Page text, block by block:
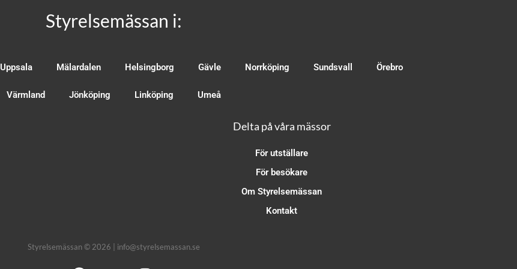
Styrelsemässan i:
Uppsala Mälardalen Helsingborg Gävle Norrköping Sundsvall Örebro
Värmland Jönköping Linköping Umeå
Delta på våra mässor
För utställare
För besökare
Om Styrelsemässan
Kontakt
Styrelsemässan © 2026 | info@styrelsemassan.se